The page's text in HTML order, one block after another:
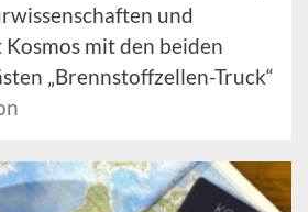
und
mit den beiden
„Brennstoffzellen-Truck“